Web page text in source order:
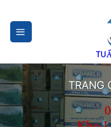
content
TRANG